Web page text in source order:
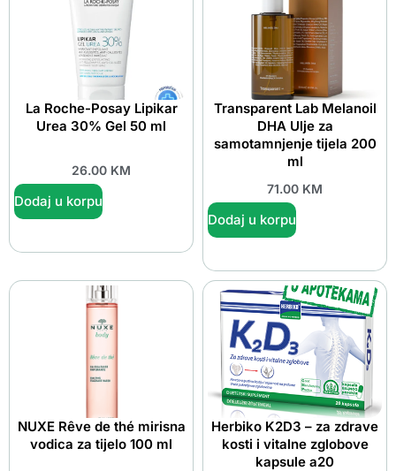
La Roche-Posay Lipikar
Urea 30% Gel 50 ml
26.00 KM
Dodaj u korpu
Transparent Lab Melanoil
DHA Ulje za
samotamnjenje tijela 200
ml
71.00 KM
Dodaj u korpu
NUXE Rêve de thé mirisna
vodica za tijelo 100 ml
Herbiko K2D3 – za zdrave
kosti i vitalne zglobove
kapsule a20